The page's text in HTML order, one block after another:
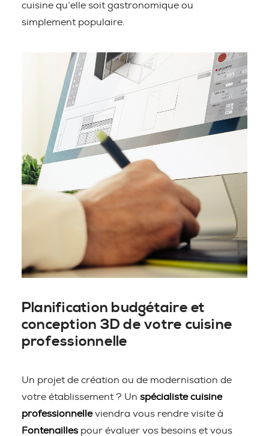
cuisine qu’elle soit gastronomique ou
simplement populaire.
Planification budgétaire et
conception 3D de votre cuisine
professionnelle
Un projet de création ou de modernisation de
votre établissement ? Un spécialiste cuisine
professionnelleviendra vous rendre visite à
Fontenailles pour évaluer vos besoins et vous